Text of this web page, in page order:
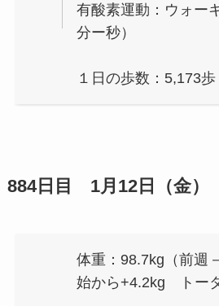
有酸素運動：ウォ
分ー秒）
１日の歩数：5,173歩
884日目 1月12日（金）
体重：98.7kg（前週
始から+4.2kg トー